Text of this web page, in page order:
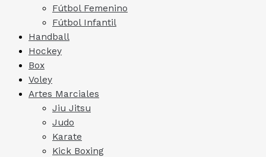
Fútbol Femenino
Fútbol Infantil
Handball
Hockey
Box
Voley
Artes Marciales
Jiu Jitsu
Judo
Karate
Kick Boxing